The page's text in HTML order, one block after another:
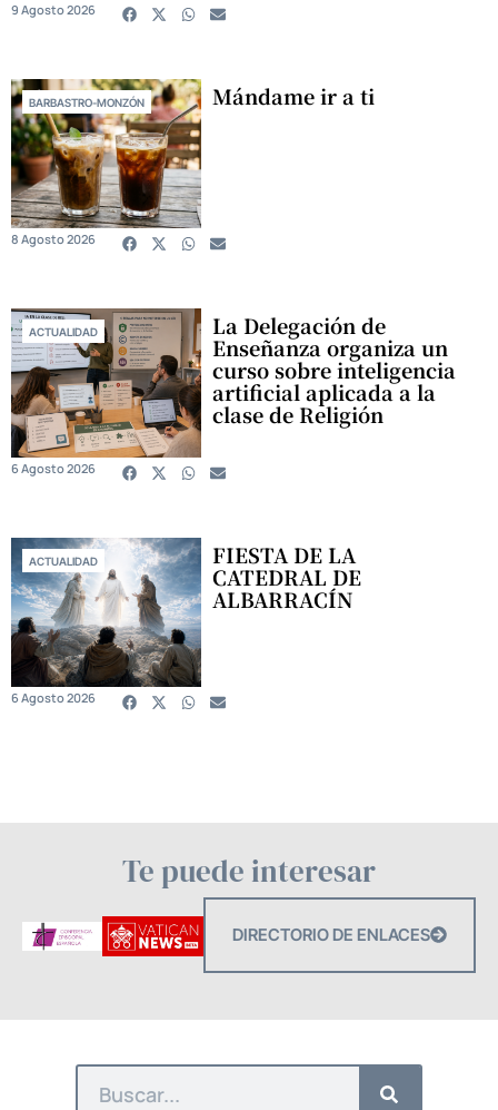
9 Agosto 2026
BARBASTRO-MONZÓN Mándame ir a ti
8 Agosto 2026
ACTUALIDAD La Delegación de
Enseñanza organiza un
curso sobre inteligencia
artificial aplicada a la
clase de Religión
6 Agosto 2026
ACTUALIDAD FIESTA DE LA
CATEDRAL DE
ALBARRACÍN
6 Agosto 2026
Te puede interesar
DIRECTORIO DE ENLACES